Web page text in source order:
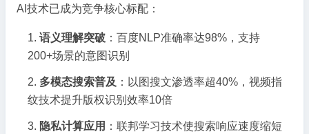
AI技术已成为竞争核心标配：
语义理解突破 ：百度NLP准确率达98%，支持
200+场景的意图识别
多模态搜索普及 ：以图搜文渗透率超40%，视频指
纹技术提升版权识别效率10倍
隐私计算应用 ：联邦学习技术使搜索响应速度缩短